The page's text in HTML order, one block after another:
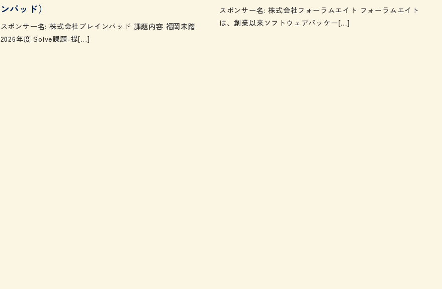
ンパッド）
スポンサー名: 株式会社ブレインパッド 課題内容 福岡未踏
2026年度 Solve課題-提[…]
スポンサー名: 株式会社フォーラムエイト フォーラムエイト
は、創業以来ソフトウェアパッケー[…]